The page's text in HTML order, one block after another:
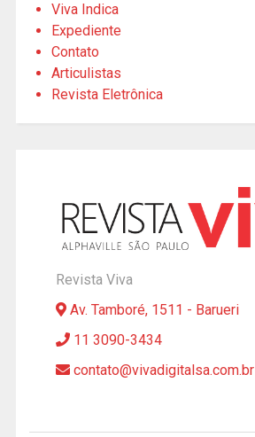
Viva Indica
Expediente
Contato
Articulistas
Revista Eletrônica
Revista Viva
Av. Tamboré, 1511 - Barueri
11 3090-3434
contato@vivadigitalsa.com.br